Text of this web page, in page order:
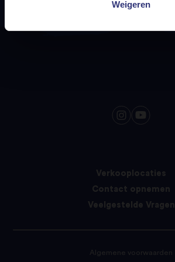
Weigeren
Verkooplocaties
Contact opnemen
Veelgestelde Vragen
Algemene voorwaarden